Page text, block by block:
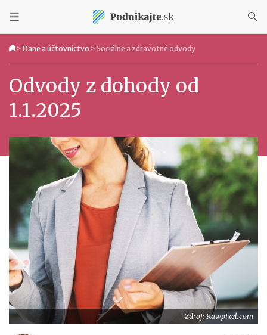
> Dane a účtovníctvo > Sociálne a zdravotné odvody
Odvody z dohody od
1.1.2025
Zdroj: Rawpixel.com